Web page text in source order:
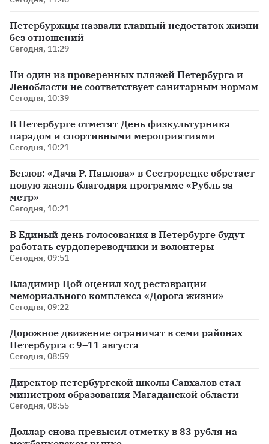
Петербуржцы назвали главный недостаток жизни
без отношений
Сегодня, 11:29
Ни один из проверенных пляжей Петербурга и
Ленобласти не соответствует санитарным нормам
Сегодня, 10:39
В Петербурге отметят День физкультурника
парадом и спортивными мероприятиями
Сегодня, 10:21
Беглов: «Дача Р. Павлова» в Сестрорецке обретает
новую жизнь благодаря программе «Рубль за
метр»
Сегодня, 10:21
В Единый день голосования в Петербурге будут
работать сурдопереводчики и волонтеры
Сегодня, 09:51
Владимир Цой оценил ход реставрации
мемориального комплекса «Дорога жизни»
Сегодня, 09:22
Дорожное движение ограничат в семи районах
Петербурга с 9–11 августа
Сегодня, 08:59
Директор петербургской школы Савхалов стал
министром образования Магаданской области
Сегодня, 08:55
Доллар снова превысил отметку в 83 рубля на